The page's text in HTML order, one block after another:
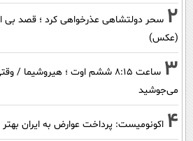
2 سحر دولتشاهی عذرخواهی کرد ؛ قصد بی
(عکس)
3
ساعت ۸:۱۵ ششم اوت ؛ هیروشیما
می‌جوشید
4 اکونومیست: پرداخت عوارض به ایران